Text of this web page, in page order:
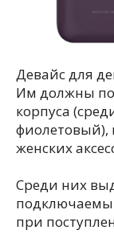
Девайс для
Им должны
корпуса
фиолетовый),
женских
Среди них
при